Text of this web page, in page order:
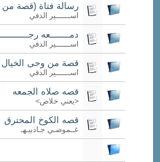
رسالة فتاة (قصة من
اســـــــير الدفي
دمـــــــعه
اســـــــير الدفي
قصة من وحى الخيال
اســـــــير الدفي
قصه صلاه الجمعه
<يعني خلاص>
قصه الكوخ المحترق
غــموضـي جـاذبيـهـ